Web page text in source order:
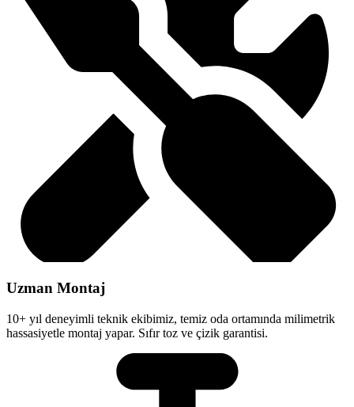
Uzman Montaj
10+ yıl deneyimli teknik ekibimiz, temiz oda ortamında milimetrik
hassasiyetle montaj yapar. Sıfır toz ve çizik garantisi.